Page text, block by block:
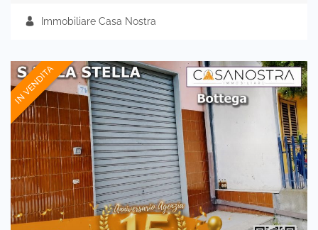
Immobiliare Casa Nostra
IN VENDITA